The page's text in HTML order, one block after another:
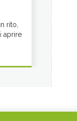
rito,
aprire